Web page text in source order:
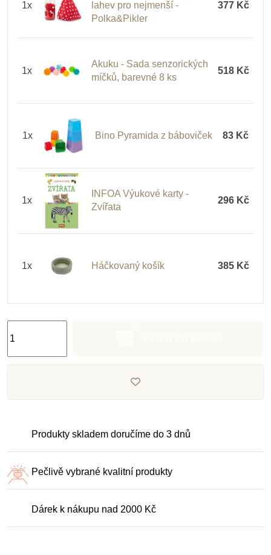
1x
lahev pro nejmenší -
Polka&Pikler
377 Kč
1x
Akuku - Sada senzorických
míčků, barevné 8 ks
518 Kč
1x Bino Pyramida z báboviček 83 Kč
1x
INFOA Výukové karty -
Zvířata
296 Kč
1x Háčkovaný košík 385 Kč
Produkty skladem doručíme do 3 dnů
Pečlivě vybrané kvalitní produkty
Dárek k nákupu nad 2000 Kč